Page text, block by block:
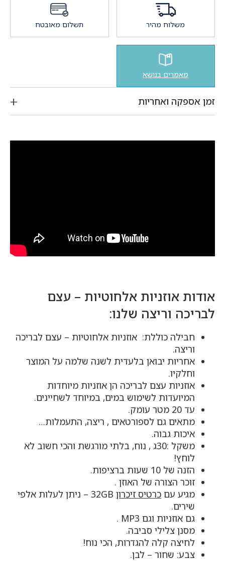
משלוח מהיר תשלום מאובטח
מאמרים בנושא
זמן אספקה ואחריות
אודות אוזניות אלחוטיות – עצם
לבריכה וריצה שלנו:
חבילה כוללת: אוזניות אלחוטיות – עצם לבריכה
וריצה.
אחריות יבואן בלעדית לשנה שלמה על המוצר
וחלקיו.
אוזניות עצם לבריכה הן אוזניות מיוחדות
המיועדות לשימוש במים, במיוחד לשחיינים.
עד 20 מטר עומק.
מתאים גם לספורטאים , ריצה, התעמלות…
איכות גבוה.
משקל :30ג , נוח, בלתי מורגשת והכי חשוב לא
לוחץ!
הזנה של 10 שעות ברציפות.
זוכר הצורה של האוזן .
מגיע עם כרטיס זיכרון
32GB – ניתן לעלות אלפי
שירים.
גם אוזניות וגם MP3 .
מסנן צלילי סביבה.
לחיצה קלה להגדרות, הכי נוח!
צבע: שחור – לבן.